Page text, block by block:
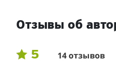
Отзывы об
5 14 отзывов